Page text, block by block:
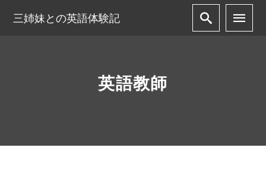
三姉妹との英語体験記
英語教師